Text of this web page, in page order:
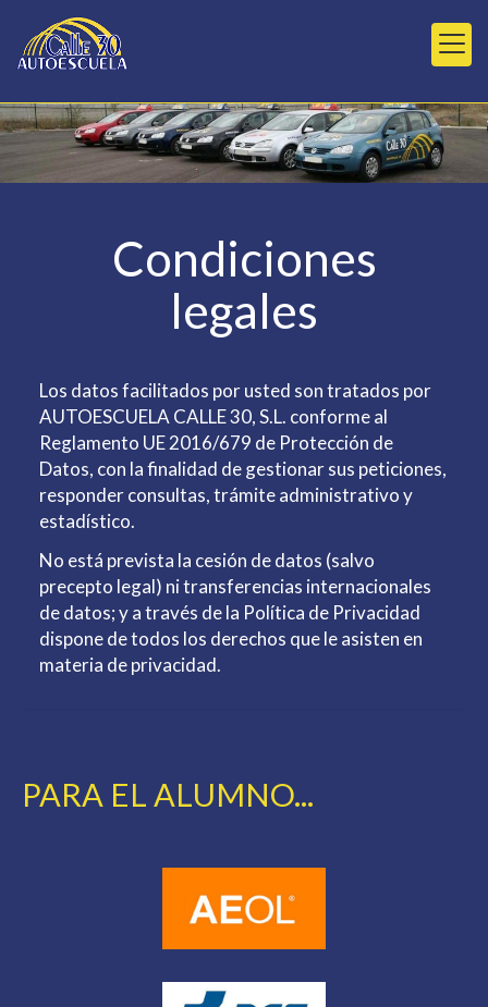
Condiciones
legales
Los datos facilitados por usted son tratados por
AUTOESCUELA CALLE 30, S.L. conforme al
Reglamento UE 2016/679 de Protección de
Datos, con la finalidad de gestionar sus peticiones,
responder consultas, trámite administrativo y
estadístico.
No está prevista la cesión de datos (salvo
precepto legal) ni transferencias internacionales
de datos; y a través de la Política de Privacidad
dispone de todos los derechos que le asisten en
materia de privacidad.
PARA EL ALUMNO...